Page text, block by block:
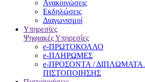
Ανακοινώσεις
Εκδηλώσεις
Διαγωνισμοί
Υπηρεσίες
Ψηφιακές Υπηρεσίες
e-ΠΡΩΤΟΚΟΛΛΟ
e-ΠΛΗΡΩΜΕΣ
e-ΠΡΟΣΟΝΤΑ / ΔΙΠΛΩΜΑΤΑ
ΠΙΣΤΟΠΟΙΗΣΗΣ